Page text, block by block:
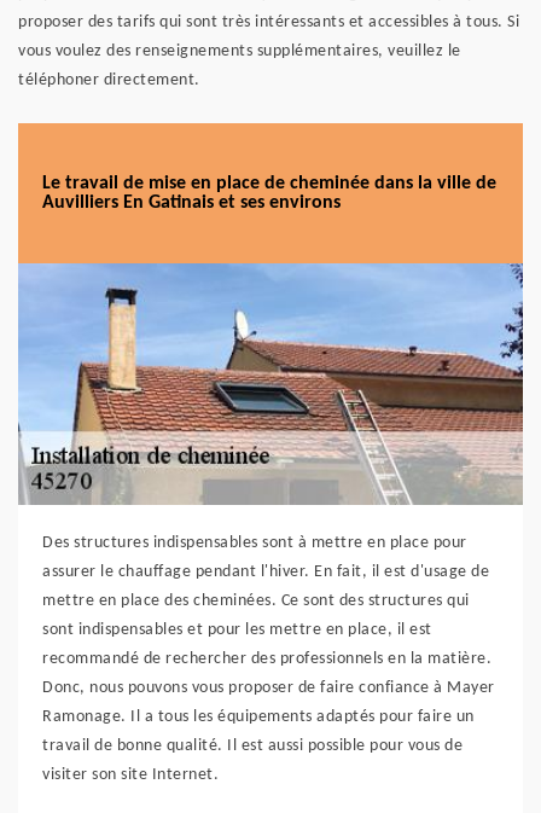
proposer des tarifs qui sont très intéressants et accessibles à tous. Si
vous voulez des renseignements supplémentaires, veuillez le
téléphoner directement.
Le travail de mise en place de cheminée dans la ville de
Auvilliers En Gatinais et ses environs
Des structures indispensables sont à mettre en place pour
assurer le chauffage pendant l'hiver. En fait, il est d'usage de
mettre en place des cheminées. Ce sont des structures qui
sont indispensables et pour les mettre en place, il est
recommandé de rechercher des professionnels en la matière.
Donc, nous pouvons vous proposer de faire confiance à Mayer
Ramonage. Il a tous les équipements adaptés pour faire un
travail de bonne qualité. Il est aussi possible pour vous de
visiter son site Internet.